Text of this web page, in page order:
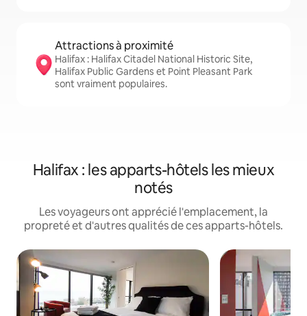
Attractions à proximité
Halifax : Halifax Citadel National Historic Site,
Halifax Public Gardens et Point Pleasant Park
sont vraiment populaires.
Halifax : les apparts-hôtels les mieux
notés
Les voyageurs ont apprécié l'emplacement, la
propreté et d'autres qualités de ces apparts-hôtels.